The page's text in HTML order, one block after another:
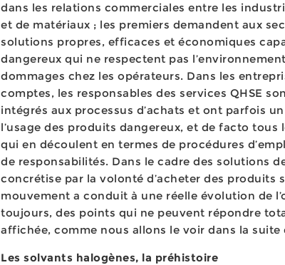
dans les relations commerciales entre les
et de matériaux ; les premiers demandent aux
solutions propres, efficaces et économiques
dangereux qui ne respectent pas
dommages chez les opérateurs. Dans les
comptes, les responsables des services QHSE
intégrés aux processus d’achats et ont parfois
l’usage des produits dangereux, et de facto tous
qui en découlent en termes de procédures
de responsabilités. Dans le cadre des solutions
concrétise par la volonté d’acheter des produits
mouvement a conduit à une réelle évolution de
toujours, des points qui ne peuvent répondre
affichée, comme nous allons le voir dans la suite
Les solvants halogènes, la préhistoire